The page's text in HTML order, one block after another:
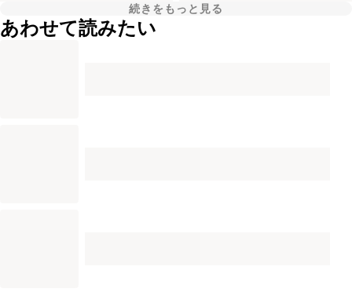
続きをもっと見る
あわせて読みたい